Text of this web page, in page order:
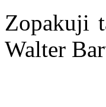
Zopakuji
Walter